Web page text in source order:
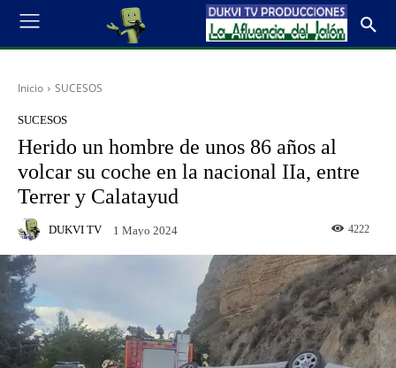
Inicio SUCESOS
SUCESOS
Herido un hombre de unos 86 años al
volcar su coche en la nacional IIa, entre
Terrer y Calatayud
DUKVI TV 1 Mayo 2024 4222